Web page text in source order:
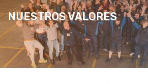
NUESTROS VALORES